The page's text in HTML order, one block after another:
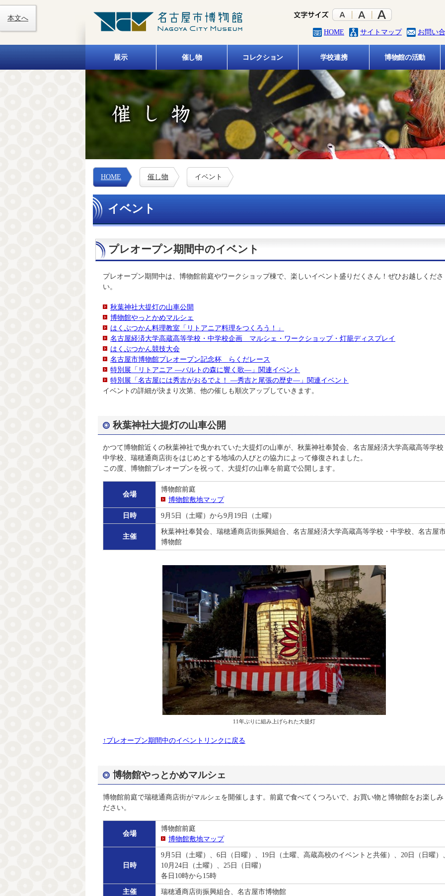
HOME サイトマップ お問い
本文へ
展示 催し物 コレクション 学校連携 博物館の活動
HOME 催し物 イベント
イベント
プレオープン期間中のイベント
プレオープン期間中は、博物館前庭やワークショップ棟で、楽しいイベント盛りだくさん！ぜひお越しくださ
い。
秋葉神社大提灯の山車公開
博物館やっとかめマルシェ
はくぶつかん料理教室「リトアニア料理をつくろう！」
名古屋経済大学高蔵高等学校・中学校企画 マルシェ・ワークショップ・灯籠ディスプレイ
はくぶつかん競技大会
名古屋市博物館プレオープン記念杯 らくだレース
特別展「リトアニア ―バルトの森に響く歌―」関連イベント
特別展「名古屋には秀吉がおるでよ！ ―秀吉と尾張の歴史―」関連イベント
イベントの詳細が決まり次第、他の催しも順次アップしていきます。
秋葉神社大提灯の山車公開
かつて博物館近くの秋葉神社で曳かれていた大提灯の山車が、秋葉神社奉賛会、名古屋経済大学高蔵高等学校
中学校、瑞穂通商店街をはじめとする地域の人びとの協力によって修復されました。
この度、博物館プレオープンを祝って、大提灯の山車を前庭で公開します。
会場
博物館前庭
博物館敷地マップ
日時
9月5日（土曜）から9月19日（土曜）
主催
秋葉神社奉賛会、瑞穂通商店街振興組合、名古屋経済大学高蔵高等学校・中学校、名古屋
博物館
11年ぶりに組み上げられた大提灯
↑プレオープン期間中のイベントリンクに戻る
博物館やっとかめマルシェ
博物館前庭で瑞穂通商店街がマルシェを開催します。前庭で食べてくつろいで、お買い物と博物館をお楽しみ
ださい。
会場
博物館前庭
博物館敷地マップ
日時
9月5日（土曜）、6日（日曜）、19日（土曜、高蔵高校のイベントと共催）、20日（日曜）
10月24日（土曜）、25日（日曜）
各日10時から15時
主催
瑞穂通商店街振興組合、名古屋市博物館